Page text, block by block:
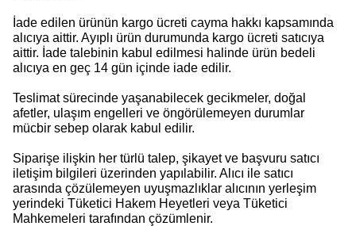
İade edilen ürünün kargo ücreti cayma hakkı kapsamında
alıcıya aittir. Ayıplı ürün durumunda kargo ücreti satıcıya
aittir. İade talebinin kabul edilmesi halinde ürün bedeli
alıcıya en geç 14 gün içinde iade edilir.
Teslimat sürecinde yaşanabilecek gecikmeler, doğal
afetler, ulaşım engelleri ve öngörülemeyen durumlar
mücbir sebep olarak kabul edilir.
Siparişe ilişkin her türlü talep, şikayet ve başvuru satıcı
iletişim bilgileri üzerinden yapılabilir. Alıcı ile satıcı
arasında çözülemeyen uyuşmazlıklar alıcının yerleşim
yerindeki Tüketici Hakem Heyetleri veya Tüketici
Mahkemeleri tarafından çözümlenir.